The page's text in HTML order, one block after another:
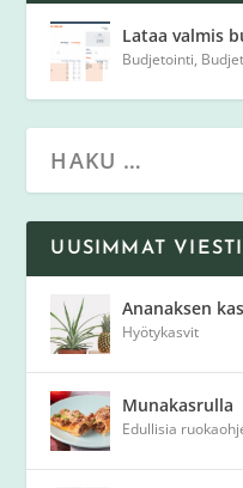
Lataa valmis
Budjetointi,
UUSIMMAT
Ananaksen
Hyötykasvit
Munakasrulla
Edullisia